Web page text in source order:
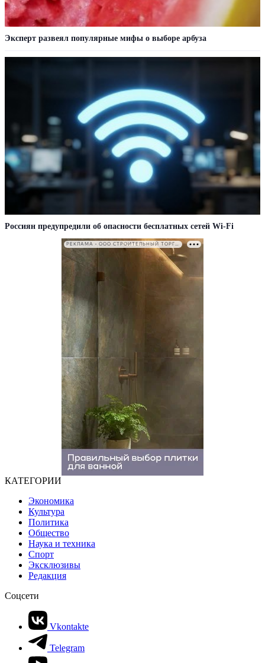
Эксперт развеял популярные мифы о выборе арбуза
Россиян предупредили об опасности бесплатных сетей Wi-Fi
РЕКЛАМА • ООО СТРОИТЕЛЬНЫЙ ТОРГОВЫЙ ДОМ «ПЕТРОВИЧ». ИНН: 7802348846
КАТЕГОРИИ
Экономика
Культура
Политика
Общество
Наука и техника
Спорт
Эксклюзивы
Редакция
Соцсети
Vkontakte
Telegram